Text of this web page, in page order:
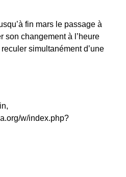
fin mars le passage à
son changement à l’heure
simultanément d’une
w/index.php?